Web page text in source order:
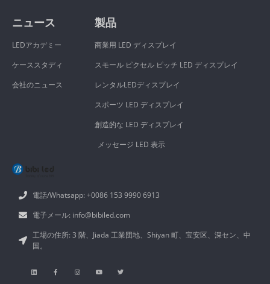
電話/Whatsapp: +0086 153 9990 6913
電子メール: info@bibiled.com
工場の住所: 3 階、Jiada 工業団地、Shiyan 町、宝安区、深セン、中
国。
製品
商業用 LED ディスプレイ
スモール ピクセル ピッチ LED ディスプレイ
レンタルLEDディスプレイ
スポーツ LED ディスプレイ
創造的な LED ディスプレイ
メッセージ LED 表示
ニュース
LEDアカデミー
ケーススタディ
会社のニュース